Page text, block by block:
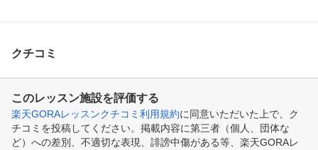
クチコミ
このレッスン施設を評価する
楽天GORAレッスンクチコミ利用規約に同意いただいた上で、ク
チコミを投稿してください。掲載内容に第三者（個人、団体な
ど）への差別、不適切な表現、誹謗中傷がある等、楽天GORAレ